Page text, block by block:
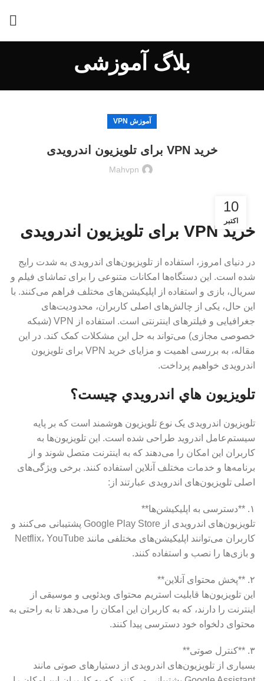
بلاگ آموزشی
آموزش VPN
خرید VPN برای تلویزیون اندرویدی
Mahvpn
10
اکتبر
خرید VPN برای تلویزیون اندرویدی
در دنیای امروز، استفاده از تلویزیون‌های اندرویدی به شدت رایج
شده است. این دستگاه‌ها امکانات متنوعی را برای تماشای فیلم و
سریال، بازی و استفاده از اپلیکیشن‌های مختلف فراهم می‌کنند. با
این حال، یکی از چالش‌های اصلی کاربران، محدودیت‌های
جغرافیایی و فیلترهای اینترنتی است. استفاده از VPN (شبکه
خصوصی مجازی) می‌تواند به حل این مشکلات کمک کند. در این
مقاله، به بررسی اهمیت و مزایای خرید VPN برای تلویزیون
اندرویدی خواهیم پرداخت.
تلويزيون هاي اندرويدي چيست؟
تلویزیون اندرویدی یک نوع تلویزیون هوشمند است که بر پایه
سیستم‌عامل اندروید طراحی شده است. این تلویزیون‌ها به
کاربران این امکان را می‌دهند که به اینترنت متصل شوند و از
برنامه‌ها و خدمات مختلف آنلاین استفاده کنند. برخی ویژگی‌های
اصلی تلویزیون‌های اندرویدی عبارتند از:
۱. **دسترسی به اپلیکیشن‌ها**
تلویزیون‌های اندرویدی از Google Play Store پشتیبانی می‌کنند و
کاربران می‌توانند اپلیکیشن‌های مختلفی مانند Netflix، YouTube
و بازی‌ها را نصب و استفاده کنند.
۲. **پخش محتوای آنلاین**
این تلویزیون‌ها قابلیت استریم محتوای ویدئویی و موسیقی از
اینترنت را دارند، که به کاربران این امکان را می‌دهد تا به راحتی به
محتوای دلخواه خود دسترسی پیدا کنند.
۳. **کنترل صوتی**
بسیاری از تلویزیون‌های اندرویدی از دستیارهای صوتی مانند